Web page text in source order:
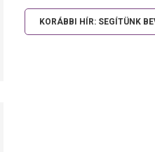
KORÁBBI HÍR: SEGÍTÜNK